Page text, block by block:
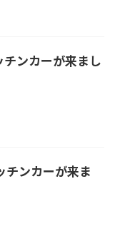
ンカーが来まし
チンカーが来ま